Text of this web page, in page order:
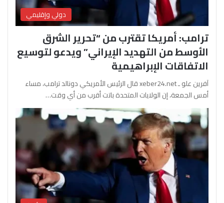
دولي وإقليمي
ترامب: أمريكا تقترب من “تحرير الشرق
الأوسط من التهديد الإيراني” ويدعو لتوسيع
الاتفاقات الإبراهيمية
آفرين علو ـ xeber24.net قال الرئيس الأمريكي دونالد ترامب، مساء
أمس الجمعة، إن الولايات المتحدة باتت أقرب من أي وقت…